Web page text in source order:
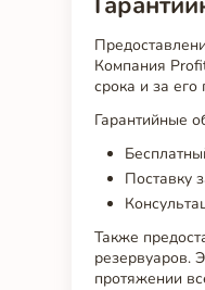
Компания
срока и за
Гарантийные
Поставку
Также
резервуаров.
протяжении